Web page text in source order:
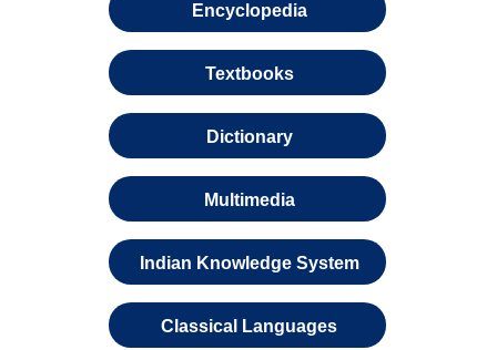
Encyclopedia
Textbooks
Dictionary
Multimedia
Indian Knowledge System
Classical Languages